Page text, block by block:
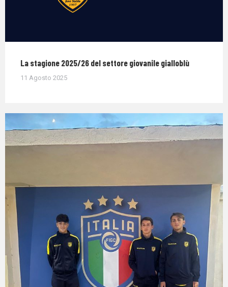
La stagione 2025/26 del settore giovanile gialloblù
11 Agosto 2025